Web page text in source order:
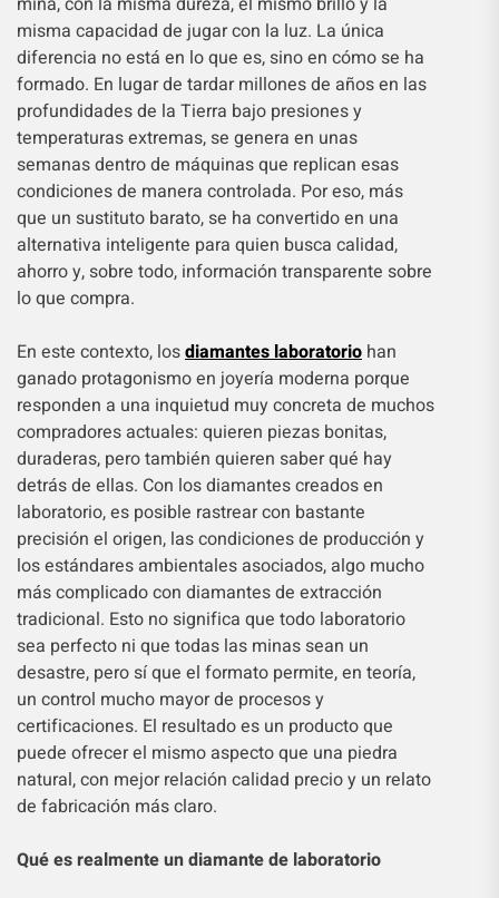
misma capacidad de jugar con la luz. La única
diferencia no está en lo que es, sino en cómo se ha
formado. En lugar de tardar millones de años en las
profundidades de la Tierra bajo presiones y
temperaturas extremas, se genera en unas
semanas dentro de máquinas que replican esas
condiciones de manera controlada. Por eso, más
que un sustituto barato, se ha convertido en una
alternativa inteligente para quien busca calidad,
ahorro y, sobre todo, información transparente sobre
lo que compra.
En este contexto, losdiamantes laboratorio han
ganado protagonismo en joyería moderna porque
responden a una inquietud muy concreta de muchos
compradores actuales: quieren piezas bonitas,
duraderas, pero también quieren saber qué hay
detrás de ellas. Con los diamantes creados en
laboratorio, es posible rastrear con bastante
precisión el origen, las condiciones de producción y
los estándares ambientales asociados, algo mucho
más complicado con diamantes de extracción
tradicional. Esto no significa que todo laboratorio
sea perfecto ni que todas las minas sean un
desastre, pero sí que el formato permite, en teoría,
un control mucho mayor de procesos y
certificaciones. El resultado es un producto que
puede ofrecer el mismo aspecto que una piedra
natural, con mejor relación calidad precio y un relato
de fabricación más claro.
Qué es realmente un diamante de laboratorio